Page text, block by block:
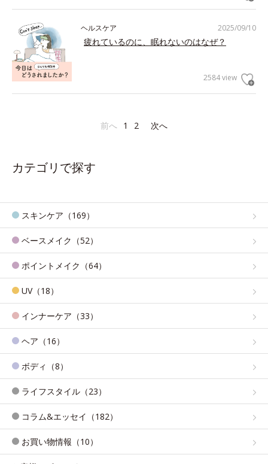
2025/09/10
ヘルスケア
疲れているのに、眠れないのはなぜ？
2584 view
前へ 1 2 次へ
カテゴリで探す
スキンケア（169）
ベースメイク（52）
ポイントメイク（64）
UV（18）
インナーケア（33）
ヘア（16）
ボディ（8）
ライフスタイル（23）
コラム&エッセイ（182）
お買い物情報（10）